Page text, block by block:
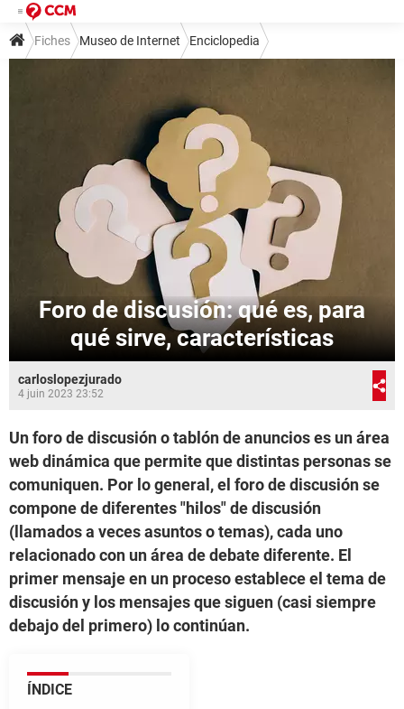
Fiches Museo de Internet Enciclopedia
Foro de discusión: qué es, para
qué sirve, características
carloslopezjurado
4 juin 2023 23:52
Un foro de discusión o tablón de anuncios es un área
web dinámica que permite que distintas personas se
comuniquen. Por lo general, el foro de discusión se
compone de diferentes "hilos" de discusión
(llamados a veces asuntos o temas), cada uno
relacionado con un área de debate diferente. El
primer mensaje en un proceso establece el tema de
discusión y los mensajes que siguen (casi siempre
debajo del primero) lo continúan.
ÍNDICE